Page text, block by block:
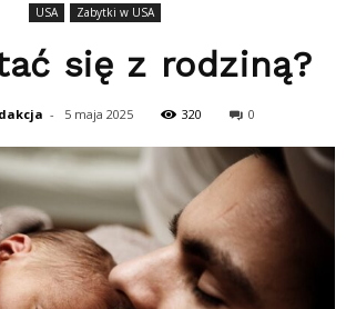
USA Zabytki w USA
się z rodziną?
- 5 maja 2025 320 0